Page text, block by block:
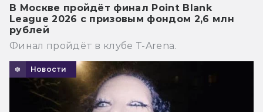
В Москве пройдёт финал Point Blank
League 2026 с призовым фондом 2,6 млн
рублей
Финал пройдёт в клубе T-Arena.
Новости